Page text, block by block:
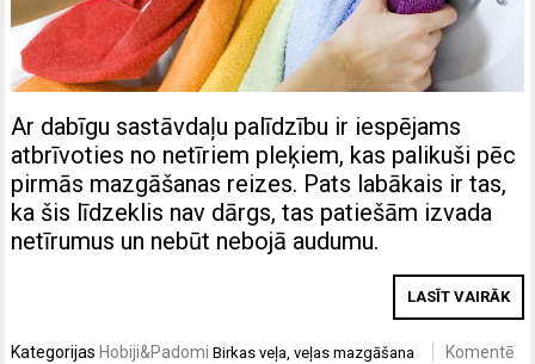
Ar dabīgu sastāvdaļu palīdzību ir iespējams
atbrīvoties no netīriem pleķiem, kas palikuši pēc
pirmās mazgāšanas reizes. Pats labākais ir tas,
ka šis līdzeklis nav dārgs, tas patiešām izvada
netīrumus un nebūt nebojā audumu.
LASĪT VAIRĀK
Kategorijas Hobiji&Padomi Birkasveļa,veļas mazgāšana Komentē